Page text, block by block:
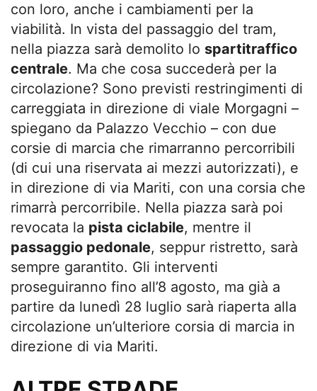
con loro, anche i cambiamenti per la
viabilità. In vista del passaggio del tram,
nella piazza sarà demolito lo spartitraffico
centrale. Ma che cosa succederà per la
circolazione? Sono previsti restringimenti di
carreggiata in direzione di viale Morgagni –
spiegano da Palazzo Vecchio – con due
corsie di marcia che rimarranno percorribili
(di cui una riservata ai mezzi autorizzati), e
in direzione di via Mariti, con una corsia che
rimarrà percorribile. Nella piazza sarà poi
revocata la pista ciclabile, mentre il
passaggio pedonale, seppur ristretto, sarà
sempre garantito. Gli interventi
proseguiranno fino all’8 agosto, ma già a
partire da lunedì 28 luglio sarà riaperta alla
circolazione un’ulteriore corsia di marcia in
direzione di via Mariti.